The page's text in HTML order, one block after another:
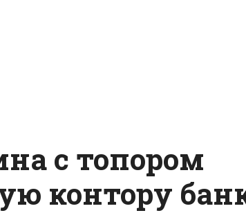
с топором
контору